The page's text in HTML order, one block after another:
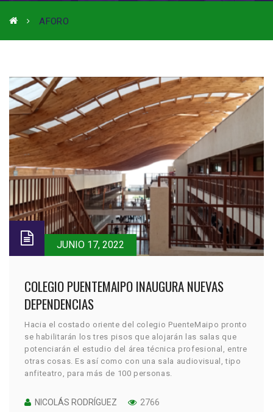
AFORO
JUNIO 17, 2022
COLEGIO PUENTEMAIPO INAUGURA NUEVAS
DEPENDENCIAS
Hacia el costado oriente del colegio PuenteMaipo pronto
se habilitarán los tres pisos que alojarán las salas que
potenciarán el estudio del área técnica profesional, entre
otras cosas. Es así como con una sala audiovisual, tipo
anfiteatro, para más de 100 personas.
NICOLÁS RODRÍGUEZ 2766